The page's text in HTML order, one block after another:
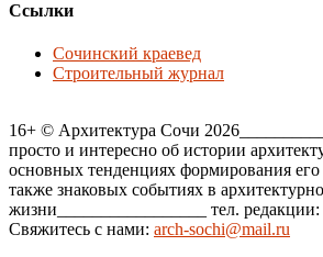
Ссылки
Сочинский краевед
Строительный журнал
16+ © Архитектура Сочи
просто и интересно об истории
основных тенденциях формирования его
также знаковых событиях в
жизни_________________ тел. редакции:
Свяжитесь с нами: arch-sochi@mail.ru